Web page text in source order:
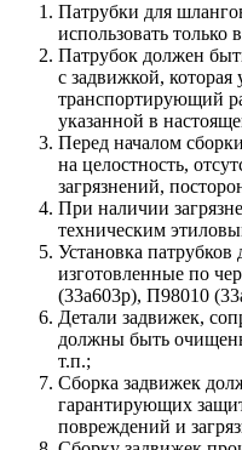
Патрубки для
использовать только
Патрубок должен
с задвижкой, которая
транспортирующий
указанной в
Перед началом
на целостность,
загрязнений,
При наличии
техническим
Установка патрубков
изготовленные по
(33а603р), П98010
Детали задвижек,
должны быть
т.п.;
Сборка задвижек
гарантирующих
повреждений и